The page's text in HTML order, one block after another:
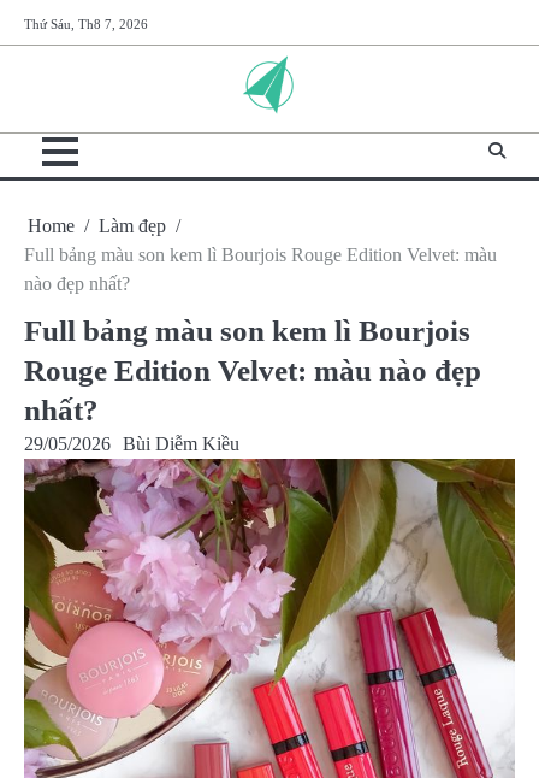
to
Thứ Sáu, Th8 7, 2026
Home
Làm đẹp
Full bảng màu son kem lì Bourjois Rouge Edition Velvet: màu
nào đẹp nhất?
Full bảng màu son kem lì Bourjois
Rouge Edition Velvet: màu nào đẹp
nhất?
29/05/2026 Bùi Diễm Kiều